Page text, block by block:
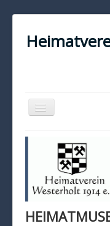
Navigation
an/aus
KONTAKT
IMPRESSUM
DATENSCHUTZ